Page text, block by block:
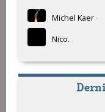
Michel Kaer
Nico.